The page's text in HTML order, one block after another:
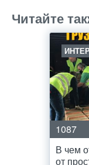
Читайте
1087
В чем
от